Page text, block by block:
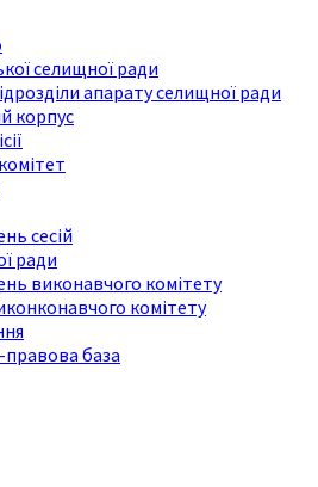
селищної ради
апарату селищної ради
корпус
сесій
ради
виконавчого комітету
комітету
база